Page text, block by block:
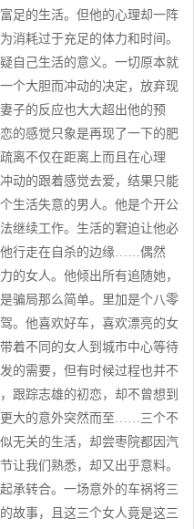
足的生活。但他的心理却一阵
消耗过于充足的体力和时间。
自己生活的意义。一切原本就
个大胆而冲动的决定，放弃现
子的反应也大大超出他的预
的感觉只象是再现了一下的肥
离不仅在距离上而且在心理
动的跟着感觉去爱，结果只能
生活失意的男人。他是个开公
继续工作。生活的窘迫让他必
他行走在自杀的边缘……偶然
的女人。他倾出所有追随她，
骗局那么简单。里加是个八零
。他喜欢好车，喜欢漂亮的女
着不同的女人到城市中心等待
的需要，但有时候过程也并不
踪志雄的初恋，却不曾想到
更大的意外突然而至……三个不
无关的生活，却尝枣院都因汽
让我们熟悉，却又出乎意料。
承转合。一场意外的车祸将三
故事，且这三个女人竟是这三